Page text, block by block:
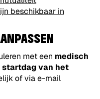
beschikbaar in
met een medisch
startdag van het
of via e-mail